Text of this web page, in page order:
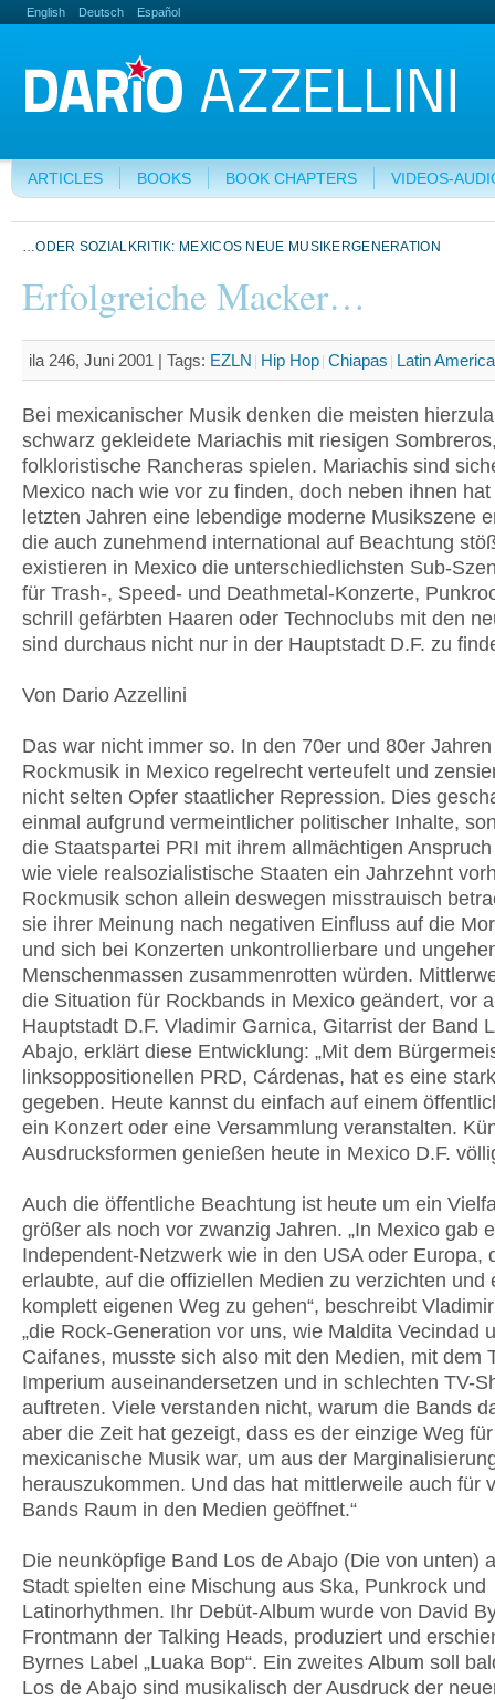
English Deutsch Español
ARTICLES BOOKS BOOK CHAPTERS VIDEOS-
…ODER SOZIALKRITIK: MEXICOS NEUE MUSIKERGENERATION
Erfolgreiche Macker…
ila 246, Juni 2001 | Tags: EZLN Hip Hop Chiapas Latin America
Bei mexicanischer Musik denken die meisten
schwarz gekleidete Mariachis mit riesigen
folkloristische Rancheras spielen. Mariachis sind
Mexico nach wie vor zu finden, doch neben ihnen
letzten Jahren eine lebendige moderne Musikszene
die auch zunehmend international auf Beachtung
existieren in Mexico die unterschiedlichsten Sub-
für Trash-, Speed- und Deathmetal-Konzerte,
schrill gefärbten Haaren oder Technoclubs mit den
sind durchaus nicht nur in der Hauptstadt D.F. zu
Von Dario Azzellini
Das war nicht immer so. In den 70er und 80er
Rockmusik in Mexico regelrecht verteufelt und
nicht selten Opfer staatlicher Repression. Dies
einmal aufgrund vermeintlicher politischer Inhalte,
die Staatspartei PRI mit ihrem allmächtigen
wie viele realsozialistische Staaten ein Jahrzehnt
Rockmusik schon allein deswegen miss­trauisch
sie ihrer Meinung nach negativen Einfluss auf die
und sich bei Konzerten unkontrollierbare und
Menschenmassen zusammenrotten würden.
die Situation für Rockbands in Mexico geändert, vor
Hauptstadt D.F. Vladimir Garnica, Gitarrist der Band
Abajo, erklärt diese Entwicklung: „Mit dem
linksoppositionellen PRD, Cárdenas, hat es eine
gegeben. Heute kannst du einfach auf einem
ein Konzert oder eine Versammlung veranstalten.
Ausdrucksformen genießen heute in Mexico D.F.
Auch die öffentliche Beachtung ist heute um ein
größer als noch vor zwanzig Jahren. „In Mexico gab
Independent-Netzwerk wie in den USA oder Europa,
erlaubte, auf die offiziellen Medien zu verzichten und
komplett eigenen Weg zu gehen“, beschreibt
„die Rock-Generation vor uns, wie Maldita Vecindad
Caifanes, musste sich also mit den Medien, mit dem
Imperium auseinandersetzen und in schlechten TV-
auftreten. Viele verstanden nicht, warum die Bands
aber die Zeit hat gezeigt, dass es der einzige Weg
mexicanische Musik war, um aus der
herauszukommen. Und das hat mittlerweile auch für
Bands Raum in den Medien geöffnet.“
Die neunköpfige Band Los de Abajo (Die von unten)
Stadt spielten eine Mischung aus Ska, Punkrock und
Latinorhythmen. Ihr Debüt-Album wurde von David
Frontmann der Talking Heads, produziert und
Byrnes Label „Luaka Bop“. Ein zweites Album soll
Los de Abajo sind musikalisch der Ausdruck der